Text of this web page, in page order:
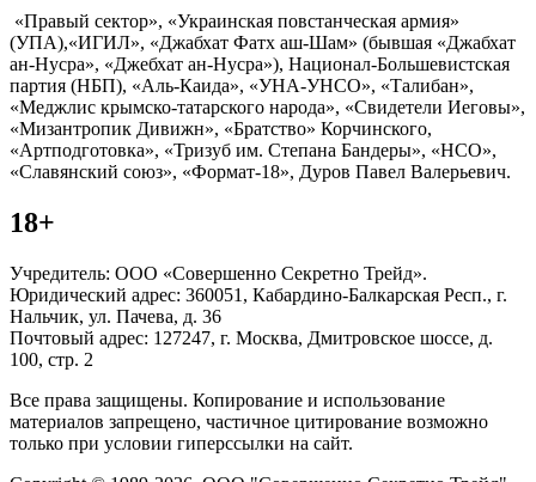
«Правый сектор», «Украинская повстанческая армия»
(УПА),«ИГИЛ», «Джабхат Фатх аш-Шам» (бывшая «Джабхат
ан-Нусра», «Джебхат ан-Нусра»), Национал-Большевистская
партия (НБП), «Аль-Каида», «УНА-УНСО», «Талибан»,
«Меджлис крымско-татарского народа», «Свидетели Иеговы»,
«Мизантропик Дивижн», «Братство» Корчинского,
«Артподготовка», «Тризуб им. Степана Бандеры», «НСО»,
«Славянский союз», «Формат-18», Дуров Павел Валерьевич.
18+
Учредитель: ООО «Совершенно Секретно Трейд».
Юридический адрес: 360051, Кабардино-Балкарская Респ., г.
Нальчик, ул. Пачева, д. 36
Почтовый адрес: 127247, г. Москва, Дмитровское шоссе, д.
100, стр. 2
Все права защищены. Копирование и использование
материалов запрещено, частичное цитирование возможно
только при условии гиперссылки на сайт.